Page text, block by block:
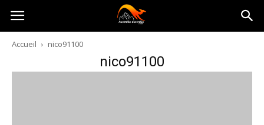
Australia-
australie.com
Accueil nico91100
nico91100